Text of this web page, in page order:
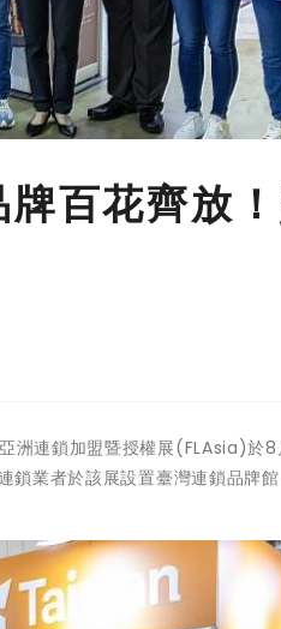
百花齊放
連鎖加盟暨授權展(FLAsia)於8
鎖業者於該展設置臺灣連鎖品牌